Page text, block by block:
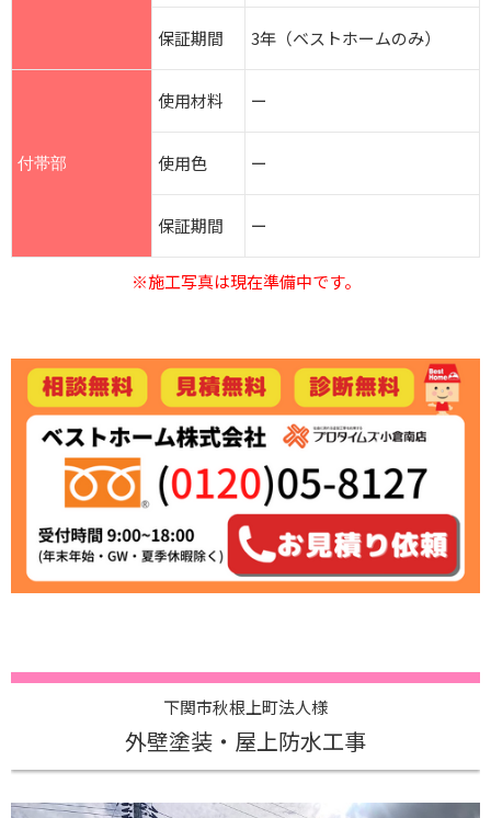
保証期間 3年（ベストホームのみ）
付帯部
使用材料 ー
使用色 ー
保証期間 ー
※施工写真は現在準備中です。
下関市秋根上町法人様
外壁塗装・屋上防水工事